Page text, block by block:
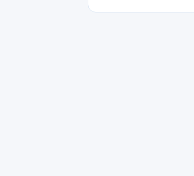
grandes en la Costa del Sol.